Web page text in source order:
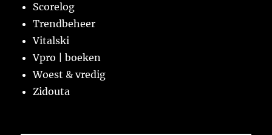
Scorelog
Trendbeheer
Vitalski
Vpro | boeken
Woest & vredig
Zidouta